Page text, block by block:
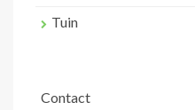
Tuin
Contact